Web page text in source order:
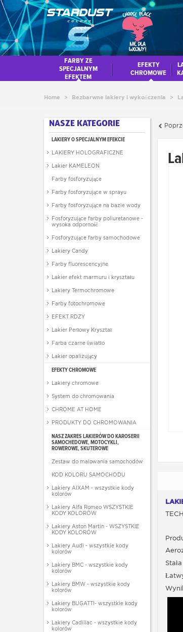
FARBY ZE
SPECJALNYM
EFEKTEM
EFEKTY
CHROMOWE
Home > Bezbarwne lakiery i wykończenia >
NASZE KATEGORIE
LAKIERY O SPECJALNYM EFEKCIE
LAKIERY HOLOGRAFICZNE
Lakier KAMELEON
Farby fosforyzujące
Farby fosforyzujące w sprayu
Farby fosforyzujące na bazie wody
Fosforyzujące farby poliuretanowe -
wysoka odporność
Fosforyzujące farby samochodowe
Lakiery Candy
Farby fluorescencyjne
Lakier efekt marmuru i kryształu
Lakiery Termochromowe
Farby fotochromowe
EFEKT RDZY
Lakier Perłowy Kryształ
Farba czarne światło
Lakier opalizujący
EFEKTY CHROMOWE
Lakiery chromowe
System do chromowania
CHROME AT HOME
PRODUKTY DO CHROMOWANIA
NASZ ZAKRES LAKIERÓW DO KAROSERII
SAMOCHEDOWE, MOTOCYKLI,
ROWEROWE, SKUTEROWE
Zestaw do malowania samochodów
KOD KOLORU SAMOCHODU
Lakiery AIXAM - wszystkie kody
kolorów
Lakiery Alfa Romeo WSZYSTKIE
KODY KOLORÓW
Lakiery Aston Martin - WSZYSTKIE
KODY KOLORÓW
Lakiery Audi - wszystkie kody
kolorów
Lakiery BMC - wszystkie kody
kolorów
Lakiery BMW - wszystkie kody
kolorów
Lakiery BUGATTI- wszystkie kody
kolorów
Lakiery Cadillac - wszystkie kody
kolorów